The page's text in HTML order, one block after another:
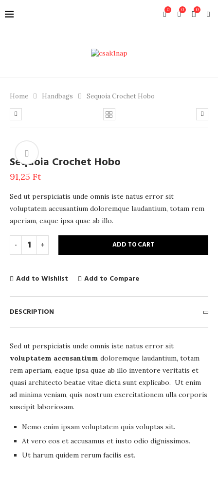
0
0
0
Home Handbags Sequoia Crochet Hobo
Sequoia Crochet Hobo
91,25 Ft
Sed ut perspiciatis unde omnis iste natus error sit
voluptatem accusantium doloremque laudantium, totam rem
aperiam, eaque ipsa quae ab illo.
ADD TO CART
Add to Wishlist Add to Compare
DESCRIPTION
Sed ut perspiciatis unde omnis iste natus error sit
voluptatem accusantium doloremque laudantium, totam
rem aperiam, eaque ipsa quae ab illo inventore veritatis et
quasi architecto beatae vitae dicta sunt explicabo. Ut enim
ad minima veniam, quis nostrum exercitationem ulla corporis
suscipit laboriosam.
Nemo enim ipsam voluptatem quia voluptas sit.
At vero eos et accusamus et iusto odio dignissimos.
Ut harum quidem rerum facilis est.